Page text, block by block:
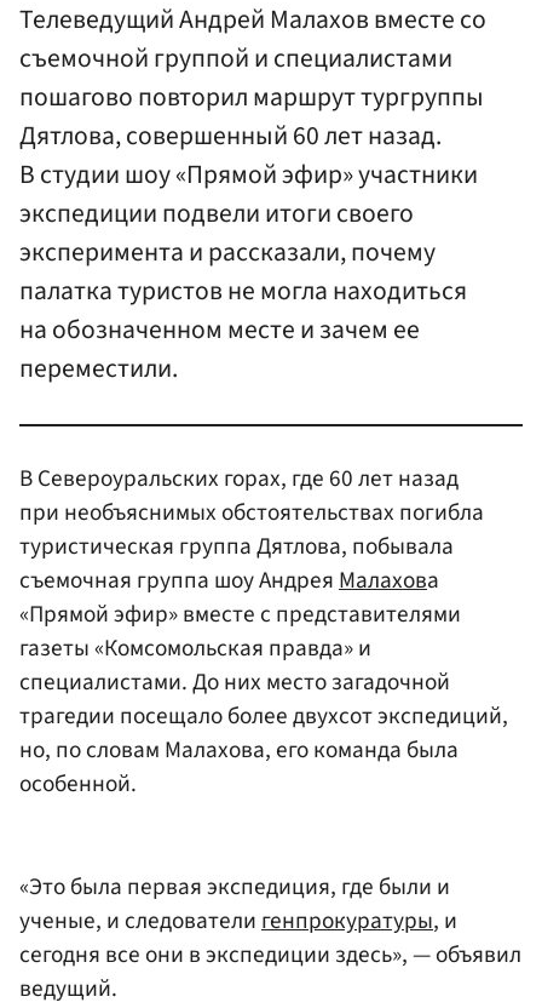
Телеведущий Андрей Малахов вместе со
съемочной группой и специалистами
пошагово повторил маршрут тургруппы
Дятлова, совершенный 60 лет назад.
В студии шоу «Прямой эфир» участники
экспедиции подвели итоги своего
эксперимента и рассказали, почему
палатка туристов не могла находиться
на обозначенном месте и зачем ее
переместили.
В Североуральских горах, где 60 лет назад
при необъяснимых обстоятельствах погибла
туристическая группа Дятлова, побывала
съемочная группа шоу АндреяМалахова
«Прямой эфир» вместе с представителями
газеты «Комсомольская правда» и
специалистами. До них место загадочной
трагедии посещало более двухсот экспедиций,
но, по словам Малахова, его команда была
особенной.
«Это была первая экспедиция, где были и
ученые, и следователигенпрокуратуры, и
сегодня все они в экспедиции здесь», — объявил
ведущий.